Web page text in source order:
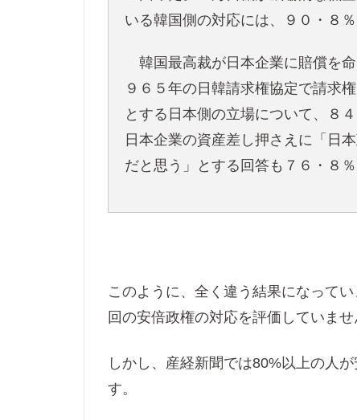
いる韓国側の対応には、９０・８
韓国最高裁が日本企業に賠償を
９６５年の日韓請求権協定で請求
とする日本側の立場について、８
日本企業の資産差し押さえに「日
だと思う」とする回答も７６・８％
このように、全く違う結果になって
回の安倍政権の対応を評価していませ
しかし、産経新聞では80%以上の人
す。